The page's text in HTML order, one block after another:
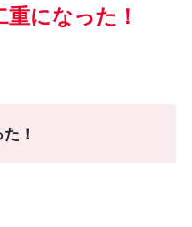
になった！
！